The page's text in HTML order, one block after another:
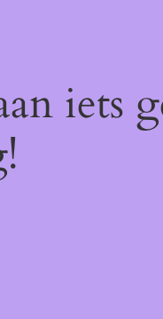
iets